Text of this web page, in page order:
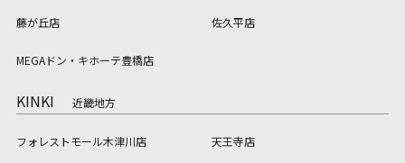
藤が丘店 佐久平店
MEGAドン・キホーテ豊橋店
KINKI 近畿地方
フォレストモール木津川店 天王寺店